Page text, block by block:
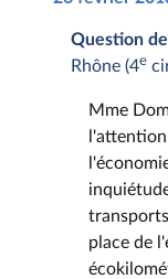
Question
Rhône (4e
Mme
place de